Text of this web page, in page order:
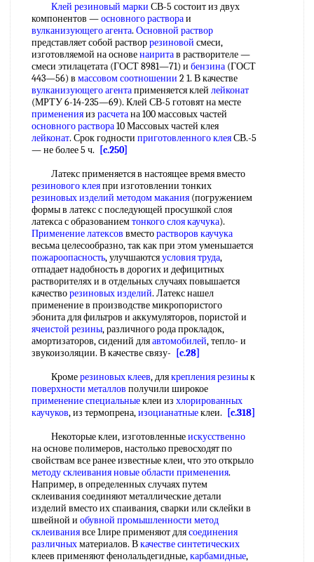
Клей резиновый марки СВ-5 состоит из двух
компонентов —основного раствораи
вулканизующего агента. Основной раствор
представляет собой растворрезиновой смеси,
изготовляемой на основенаиритав растворителе —
смеси этилацетата (ГОСТ 8981—71) и бензина (ГОСТ
443—56) в массовом соотношении 2 1. В качестве
вулканизующего агентаприменяется клей лейконат
(МРТУ 6-14-235—69). Клей СВ-5 готовят на месте
примененияиз расчетана 100 массовых частей
основного раствора10 Массовых частей клея
лейконат. Срок годности приготовленного клеяСВ.-5
— не более 5 ч.
[c.250]
Латекс применяется в настоящее время вместо
резинового клеяпри изготовлении тонких
резиновых изделий методом макания (погружением
формы в латекс с последующей просушкой слоя
латекса с образованиемтонкого слоякаучука).
Применение латексов вместорастворов каучука
весьма целесообразно, так как при этом уменьшается
пожароопасность, улучшаютсяусловия труда,
отпадает надобность в дорогих и дефицитных
растворителях и в отдельных случаях повышается
качестворезиновых изделий. Латекс нашел
применение в производстве микропористого
эбонита для фильтров и аккумуляторов, пористой и
ячеистой резины, различного рода прокладок,
амортизаторов, сидений дляавтомобилей, тепло- и
звукоизоляции. В качестве связу-
[c.28]
Кромерезиновых клеев, длякрепления резинык
поверхности металлов получили широкое
применение специальныеклеи из хлорированных
каучуков, из термопрена,изоцианатныеклеи.
[c.318]
Некоторые клеи, изготовленныеискусственно
на основе полимеров, настолько превосходят по
свойствам все ранее известные клеи, что это открыло
методу склеиванияновые области применения.
Например, в определенных случаях путем
склеивания соединяют металлические детали
изделий вместо их спаивания, сварки или склейки в
швейной и обувной промышленности метод
склеиваниявсе 1лире применяют длясоединения
различныхматериалов. Вкачестве синтетических
клеев применяют фенолальдегидные,карбамидные,